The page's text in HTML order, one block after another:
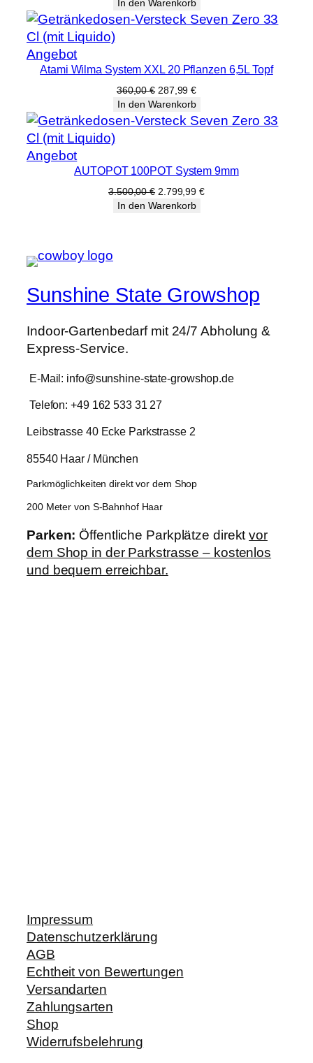
war:
200,00 €
ist:
159,99 €.
In den Warenkorb
AngebotProdukt
im
Angebot
Atami Wilma System XXL 20 Pflanzen 6,5L Topf
360,00€ Ursprünglicher
Preis
war:
360,00 €
287,99€Aktueller
Preis
ist:
287,99 €.
In den Warenkorb
AngebotProdukt
im
Angebot
AUTOPOT 100POT System 9mm
3.500,00€ Ursprünglicher
Preis
2.799,99€Aktueller
In den Warenkorb
Sunshine State Growshop
Indoor-Gartenbedarf mit 24/7 Abholung &
Express-Service.
E-Mail: info@sunshine-state-growshop.de
Telefon: +49 162 533 31 27
Leibstrasse 40 Ecke Parkstrasse 2
85540 Haar / München
Parkmöglichkeiten direkt vor dem Shop
200 Meter von S-Bahnhof Haar
Parken: Öffentliche Parkplätze direktvor
dem Shop in der Parkstrasse – kostenlos
und bequem erreichbar.
Impressum
Datenschutzerklärung
AGB
Echtheit von Bewertungen
Versandarten
Zahlungsarten
Shop
Widerrufsbelehrung